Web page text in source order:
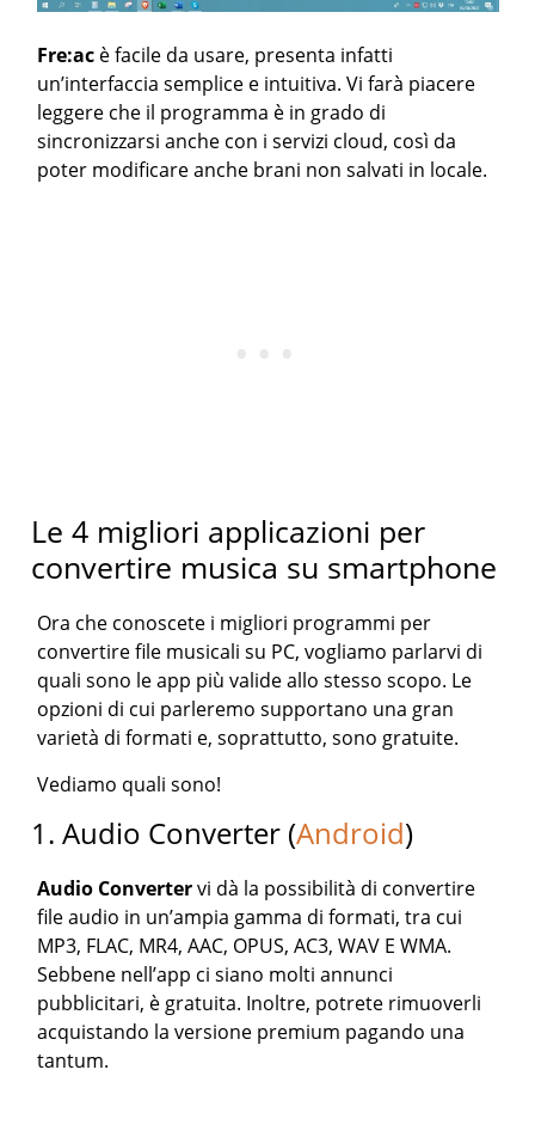
Fre:ac è facile da usare, presenta infatti
un’interfaccia semplice e intuitiva. Vi farà piacere
leggere che il programma è in grado di
sincronizzarsi anche con i servizi cloud, così da
poter modificare anche brani non salvati in locale.
Le 4 migliori applicazioni per
convertire musica su smartphone
Ora che conoscete i migliori programmi per
convertire file musicali su PC, vogliamo parlarvi di
quali sono le app più valide allo stesso scopo. Le
opzioni di cui parleremo supportano una gran
varietà di formati e, soprattutto, sono gratuite.
Vediamo quali sono!
1. Audio Converter (Android)
Audio Convertervi dà la possibilità di convertire
file audio in un’ampia gamma di formati, tra cui
MP3, FLAC, MR4, AAC, OPUS, AC3, WAV E WMA.
Sebbene nell’app ci siano molti annunci
pubblicitari, è gratuita. Inoltre, potrete rimuoverli
acquistando la versione premium pagando una
tantum.